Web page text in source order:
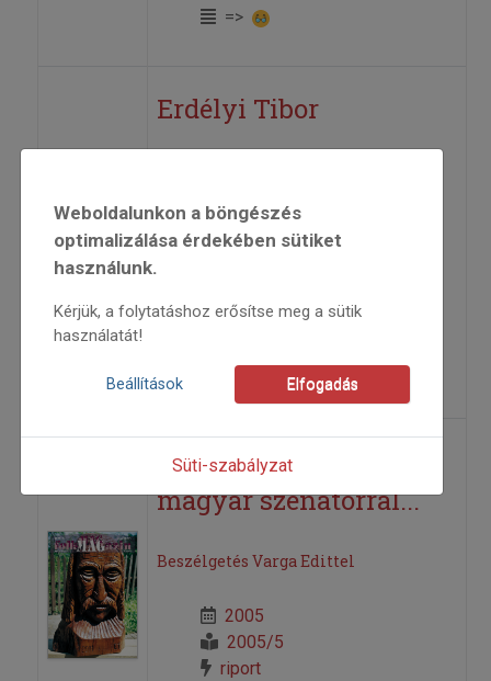
=>
Erdélyi Tibor
kiállítása Kecskeméten – I. rész
köszöntő
=>
Europeade 2005 immár
magyar szenátorral...
Beszélgetés Varga Edittel
2005
2005/5
riport
Weboldalunkon a böngészés
optimalizálása érdekében sütiket
használunk.
Kérjük, a folytatáshoz erősítse meg a sütik
használatát!
Beállítások Elfogadás
Süti-szabályzat